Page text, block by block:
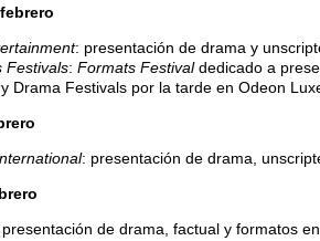
: presentación de drama y
Festivals: Formats Festivaldedicado a
Drama Festivals por la tarde en Odeon
: presentación de drama,
presentación de drama, factual y formatos